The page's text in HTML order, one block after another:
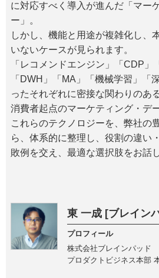
に対応すべく導入が進んだ「マー
ー」。
しかし、機能と用途が複雑化し、
いないケースが見られます。
「レコメンドエンジン」「CDP」
「DWH」「MA」「機械学習」「
ったそれぞれに密接な関わりのあ
消費者起点のマーケティング・デ
これらのテクノロジーを、弊社の
ら、体系的に整理し、役割の違い
敗例を交え、最適な選択肢をお話
東 一成 [ブレイン
プロフィール
株式会社ブレインパッド
プロダクトビジネス本部